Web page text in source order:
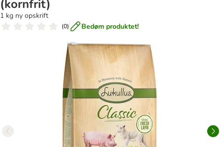
(kornfrit)
1 kg ny opskrift
(0) Bedøm produktet!